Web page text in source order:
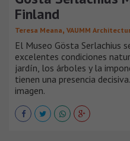
Finland
Teresa Meana, VAUMM
El Museo Gösta Serlachius
excelentes condiciones
jardín, los árboles y la
tienen una presencia
imagen.